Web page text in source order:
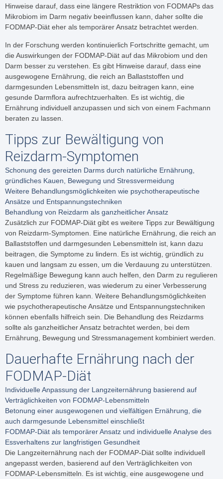
Hinweise darauf, dass eine längere Restriktion von FODMAPs das
Mikrobiom im Darm negativ beeinflussen kann, daher sollte die
FODMAP-Diät eher als temporärer Ansatz betrachtet werden.
In der Forschung werden kontinuierlich Fortschritte gemacht, um
die Auswirkungen der FODMAP-Diät auf das Mikrobiom und den
Darm besser zu verstehen. Es gibt Hinweise darauf, dass eine
ausgewogene Ernährung, die reich an Ballaststoffen und
darmgesunden Lebensmitteln ist, dazu beitragen kann, eine
gesunde Darmflora aufrechtzuerhalten. Es ist wichtig, die
Ernährung individuell anzupassen und sich von einem Fachmann
beraten zu lassen.
Tipps zur Bewältigung von
Reizdarm-Symptomen
Schonung des gereizten Darms durch natürliche Ernährung,
gründliches Kauen, Bewegung und Stressvermeidung
Weitere Behandlungsmöglichkeiten wie psychotherapeutische
Ansätze und Entspannungstechniken
Behandlung von Reizdarm als ganzheitlicher Ansatz
Zusätzlich zur FODMAP-Diät gibt es weitere Tipps zur Bewältigung
von Reizdarm-Symptomen. Eine natürliche Ernährung, die reich an
Ballaststoffen und darmgesunden Lebensmitteln ist, kann dazu
beitragen, die Symptome zu lindern. Es ist wichtig, gründlich zu
kauen und langsam zu essen, um die Verdauung zu unterstützen.
Regelmäßige Bewegung kann auch helfen, den Darm zu regulieren
und Stress zu reduzieren, was wiederum zu einer Verbesserung
der Symptome führen kann. Weitere Behandlungsmöglichkeiten
wie psychotherapeutische Ansätze und Entspannungstechniken
können ebenfalls hilfreich sein. Die Behandlung des Reizdarms
sollte als ganzheitlicher Ansatz betrachtet werden, bei dem
Ernährung, Bewegung und Stressmanagement kombiniert werden.
Dauerhafte Ernährung nach der
FODMAP-Diät
Individuelle Anpassung der Langzeiternährung basierend auf
Verträglichkeiten von FODMAP-Lebensmitteln
Betonung einer ausgewogenen und vielfältigen Ernährung, die
auch darmgesunde Lebensmittel einschließt
FODMAP-Diät als temporärer Ansatz und individuelle Analyse des
Essverhaltens zur langfristigen Gesundheit
Die Langzeiternährung nach der FODMAP-Diät sollte individuell
angepasst werden, basierend auf den Verträglichkeiten von
FODMAP-Lebensmitteln. Es ist wichtig, eine ausgewogene und